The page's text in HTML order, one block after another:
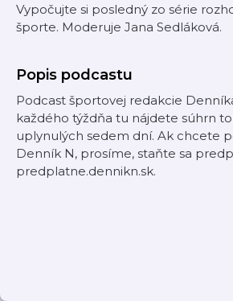
Vypočujte si posledný zo série
športe. Moderuje Jana Sedláková.
Popis podcastu
Podcast športovej redakcie
každého týždňa tu nájdete súhrn
uplynulých sedem dní. Ak chcete
Denník N, prosíme, staňte sa
predplatne.dennikn.sk.